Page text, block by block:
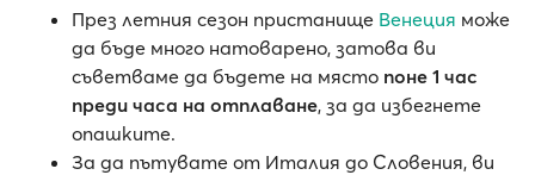
През летния сезон пристанище Венеция може
да бъде много натоварено, затова ви
съветваме да бъдете на място поне 1 час
преди часа на отплаване, за да избегнете
опашките.
За да пътувате от Италия до Словения, ви